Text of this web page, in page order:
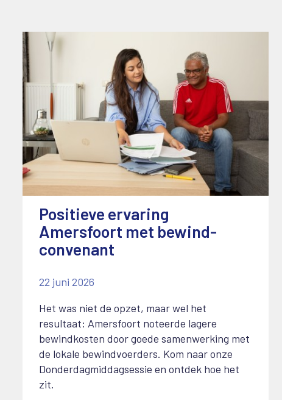
Positieve ervaring
Amersfoort met bewind-
convenant
22 juni 2026
Het was niet de opzet, maar wel het
resultaat: Amersfoort noteerde lagere
bewindkosten door goede samenwerking met
de lokale bewindvoerders. Kom naar onze
Donderdagmiddagsessie en ontdek hoe het
zit.